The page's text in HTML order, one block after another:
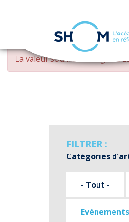
Aller
contenu
MESSAGE
D'ERREUR
La valeur soumise changed
FILTRER :
Catégories
- Tout -
Evénements